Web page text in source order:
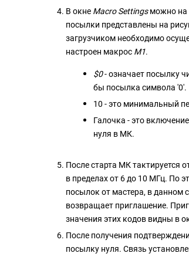
В окне Macro Settingsможно на
посылки представлены на
загрузчиком необходимо
настроен макрос М1.
$0- означает посылку
бы посылка символа '0'.
10 - это минимальный
Галочка - это
нуля в МК.
После старта МК тактируется
в пределах от 6 до 10 МГц. По
посылок от мастера, в данном
возвращает приглашение.
значения этих кодов видны в
После получения
посылку нуля. Связь